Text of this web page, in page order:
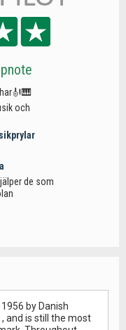
och
de som
by Danish
and is still the most